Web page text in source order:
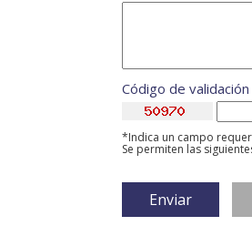
Código de
*Indica un campo
Se permiten las